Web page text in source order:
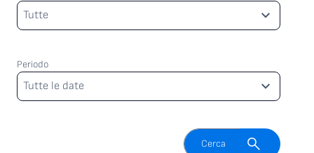
Categorie
Tutte
Periodo
Periodo
Tutte le date
Attiva il campo di ricerca